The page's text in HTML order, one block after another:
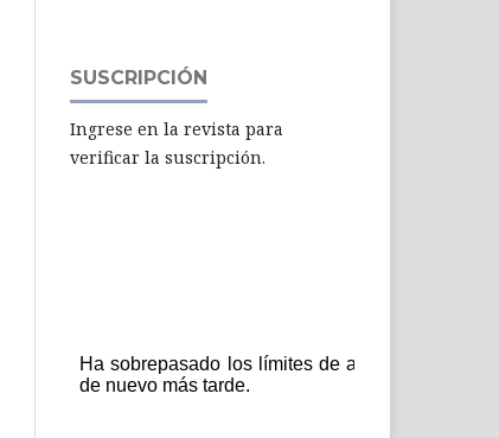
SUSCRIPCIÓN
Ingrese en la revista para
verificar la suscripción.